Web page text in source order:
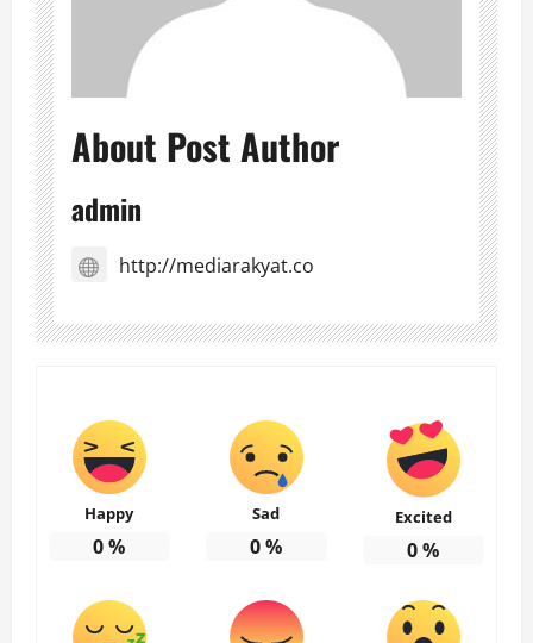
About Post Author
admin
http://mediarakyat.co
Happy
0%
Sad
0%
Excited
0%